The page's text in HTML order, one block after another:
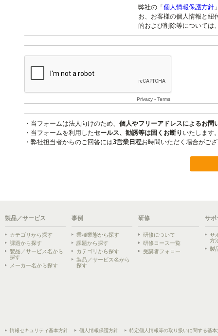
製品／サービス
カテゴリから探す
課題から探す
製品／サービス名から
探す
メーカー名から探す
事例
業種業態から探す
課題から探す
カテゴリから探す
製品／サービス名から
探す
研修
研修について
研修コース一覧
受講者フォロー
サポ
サ
方
製
情報セキュリティ基本方針 個人情報保護方針 特定個人情報等の取り扱いに関する基本